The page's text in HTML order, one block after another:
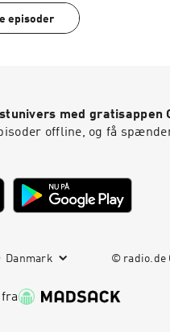
episoder
med gratisappen
offline, og få
Danmark © radio.de